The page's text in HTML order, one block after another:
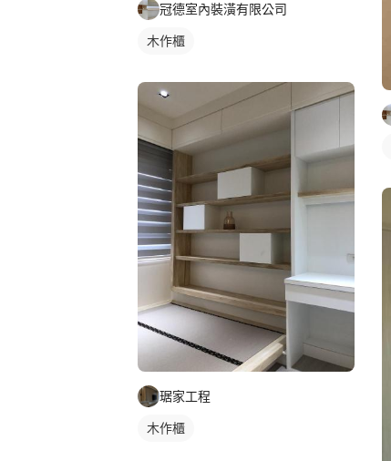
冠德室內裝潢有限公司
木作櫃
琚家工程
木作櫃